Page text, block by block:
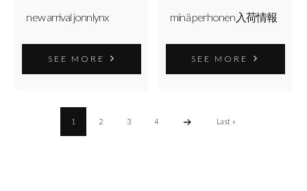
new arrival jonnlynx
SEE MORE
minä perhonen入荷情報
SEE MORE
1 2 3 4 Last »